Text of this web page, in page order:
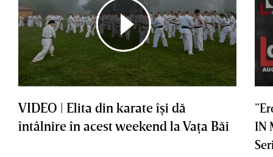
VIDEO | Elita din karate îşi dă
întâlnire în acest weekend la Vaţa Băi
IN